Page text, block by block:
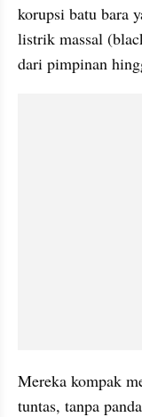
korupsi batu bara
listrik massal
dari pimpinan
Mereka kompak
tuntas, tanpa